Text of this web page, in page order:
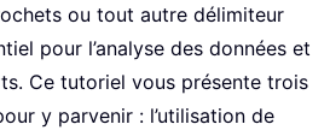
ou tout autre délimiteur
pour l’analyse des données et
Ce tutoriel vous présente trois
y parvenir : l’utilisation de